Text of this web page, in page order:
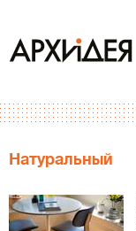
Натуральный